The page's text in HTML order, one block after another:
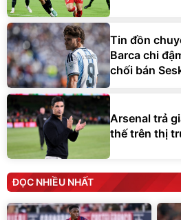
Tin đồn
Barca chi
chối bán
Arsenal trả
thế trên thị
ĐỌC NHIỀU NHẤT